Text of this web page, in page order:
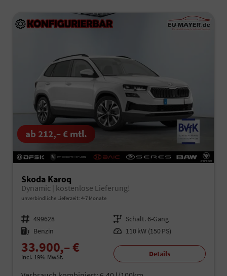
ab 212,– € mtl.
Skoda Karoq
Dynamic | kostenlose Lieferung!
unverbindliche Lieferzeit: 4-7 Monate
Fahrzeugnr. 499628 Getriebe Schalt. 6-Gang
Kraftstoff Benzin Leistung 110 kW (150 PS)
33.900,– €
incl. 19% MwSt. Details